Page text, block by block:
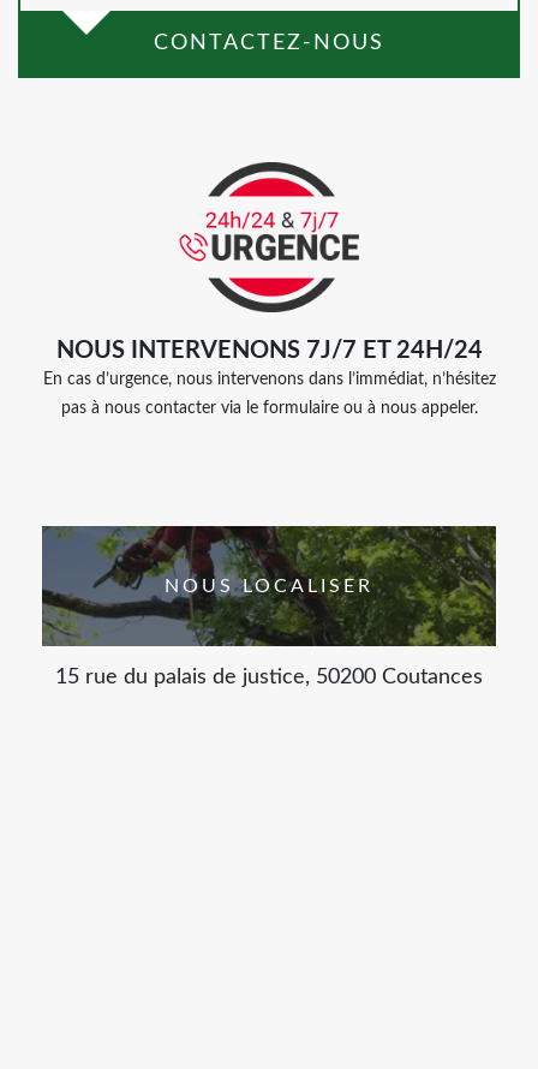
CONTACTEZ-NOUS
NOUS INTERVENONS 7J/7 ET 24H/24
En cas d’urgence, nous intervenons dans l’immédiat, n’hésitez
pas à nous contacter via le formulaire ou à nous appeler.
NOUS LOCALISER
15 rue du palais de justice, 50200 Coutances